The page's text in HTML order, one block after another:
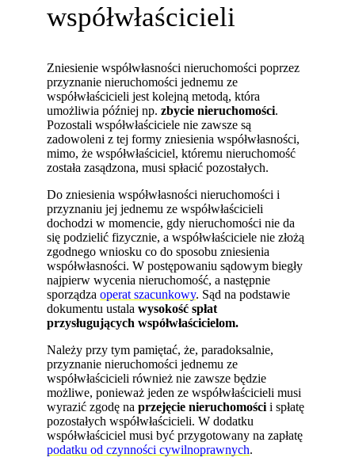
współwłaścicieli
Zniesienie współwłasności nieruchomości poprzez
przyznanie nieruchomości jednemu ze
współwłaścicieli jest kolejną metodą, która
umożliwia później np.zbycie nieruchomości.
Pozostali współwłaściciele nie zawsze są
zadowoleni z tej formy zniesienia współwłasności,
mimo, że współwłaściciel, któremu nieruchomość
została zasądzona, musi spłacić pozostałych.
Do zniesienia współwłasności nieruchomości i
przyznaniu jej jednemu ze współwłaścicieli
dochodzi w momencie, gdy nieruchomości nie da
się podzielić fizycznie, a współwłaściciele nie złożą
zgodnego wniosku co do sposobu zniesienia
współwłasności. W postępowaniu sądowym biegły
najpierw wycenia nieruchomość, a następnie
sporządzaoperat szacunkowy. Sąd na podstawie
dokumentu ustalawysokość spłat
przysługujących współwłaścicielom.
Należy przy tym pamiętać, że, paradoksalnie,
przyznanie nieruchomości jednemu ze
współwłaścicieli również nie zawsze będzie
możliwe, ponieważ jeden ze współwłaścicieli musi
wyrazić zgodę na przejęcie nieruchomościi spłatę
pozostałych współwłaścicieli. W dodatku
współwłaściciel musi być przygotowany na zapłatę
podatku od czynności cywilnoprawnych.